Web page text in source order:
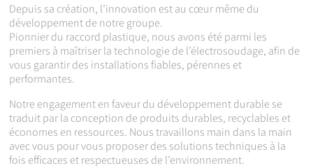
Depuis sa création, l’innovation est au cœur même du
développement de notre groupe.
Pionnier du raccord plastique, nous avons été parmi les
premiers à maîtriser la technologie de l’électrosoudage, afin de
vous garantir des installations fiables, pérennes et
performantes.
Notre engagement en faveur du développement durable se
traduit par la conception de produits durables, recyclables et
économes en ressources. Nous travaillons main dans la main
avec vous pour vous proposer des solutions techniques à la
fois efficaces et respectueuses de l’environnement.